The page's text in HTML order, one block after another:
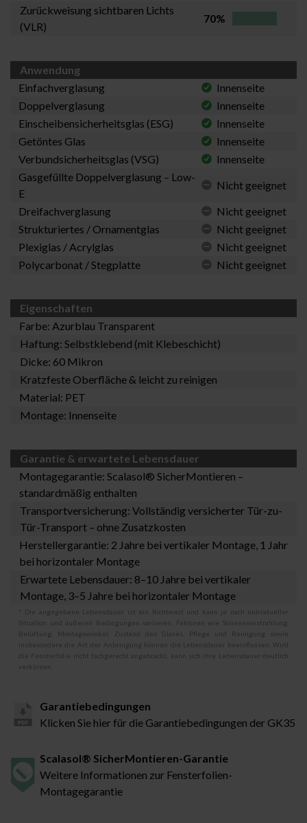
Zurückweisung sichtbaren Lichts
(VLR)
70%
Anwendung
Einfachverglasung
Innenseite
Doppelverglasung
Innenseite
Einscheibensicherheitsglas (ESG)
Innenseite
Getöntes Glas
Innenseite
Verbundsicherheitsglas (VSG)
Innenseite
Gasgefüllte Doppelverglasung – Low-
E
Nicht geeignet
Dreifachverglasung
Nicht geeignet
Strukturiertes / Ornamentglas
Nicht geeignet
Plexiglas / Acrylglas
Nicht geeignet
Polycarbonat / Stegplatte
Nicht geeignet
Eigenschaften
Farbe: Azurblau Transparent
Haftung: Selbstklebend (mit Klebeschicht)
Dicke: 60 Mikron
Kratzfeste Oberfläche & leicht zu reinigen
Material: PET
Montage: Innenseite
Garantie & erwartete Lebensdauer
Montagegarantie: Scalasol® SicherMontieren –
standardmäßig enthalten
Transportversicherung: Vollständig versicherter Tür-zu-
Tür-Transport – ohne Zusatzkosten
Herstellergarantie: 2 Jahre bei vertikaler Montage, 1 Jahr
bei horizontaler Montage
Erwartete Lebensdauer: 8–10 Jahre bei vertikaler
Montage, 3–5 Jahre bei horizontaler Montage
* Die angegebene Lebensdauer ist ein Richtwert und kann je nach individueller
Situation und äußeren Bedingungen variieren. Faktoren wie Sonneneinstrahlung,
Belüftung, Montagewinkel, Zustand des Glases, Pflege und Reinigung sowie
insbesondere die Art der Anbringung können die Lebensdauer beeinflussen. Wird
die Fensterfolie nicht fachgerecht angebracht, kann sich ihre Lebensdauer deutlich
verkürzen.
Garantiebedingungen
Klicken Sie hier für die Garantiebedingungen der GK35
Scalasol® SicherMontieren-Garantie
Weitere Informationen zur Fensterfolien-
Montagegarantie